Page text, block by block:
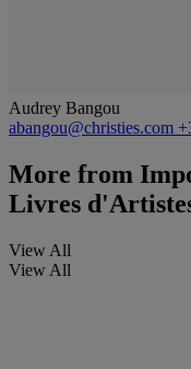
Audrey Bangou
abangou@christies.com
More from
Livres
View All
View All